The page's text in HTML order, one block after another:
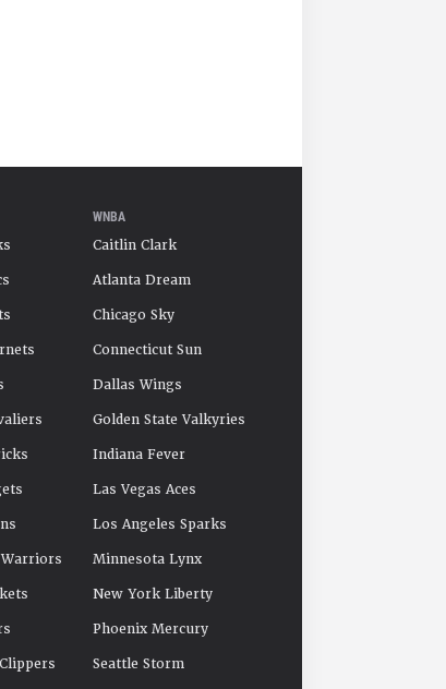
Warriors
WNBA
Caitlin Clark
Atlanta Dream
Chicago Sky
Connecticut Sun
Dallas Wings
Golden State Valkyries
Indiana Fever
Las Vegas Aces
Los Angeles Sparks
Minnesota Lynx
New York Liberty
Phoenix Mercury
Seattle Storm